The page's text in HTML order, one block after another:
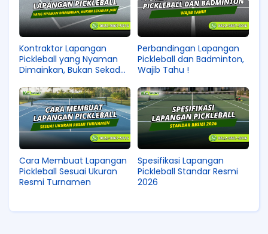
Kontraktor Lapangan
Pickleball yang Nyaman
Dimainkan, Bukan Sekadar
Perbandingan Lapangan
Pickleball dan Badminton,
Wajib Tahu !
Cara Membuat Lapangan
Pickleball Sesuai Ukuran
Resmi Turnamen
Spesifikasi Lapangan
Pickleball Standar Resmi
2026